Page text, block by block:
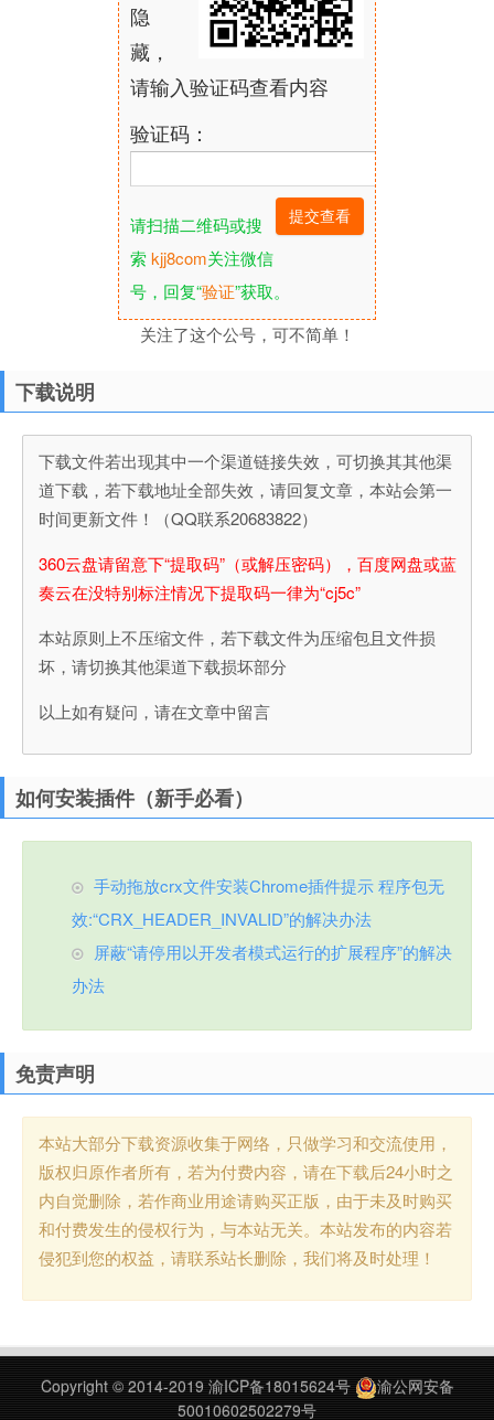
隐
藏，
请输入验证码查看内容
验证码：
请扫描二维码或搜
索kjj8com关注微信
号，回复“验证”获取。
关注了这个公号，可不简单！
下载说明
下载文件若出现其中一个渠道链接失效，可切换其其他渠
道下载，若下载地址全部失效，请回复文章，本站会第一
时间更新文件！（QQ联系20683822）
360云盘请留意下“提取码”（或解压密码），百度网盘或蓝
奏云在没特别标注情况下提取码一律为“cj5c”
本站原则上不压缩文件，若下载文件为压缩包且文件损
坏，请切换其他渠道下载损坏部分
以上如有疑问，请在文章中留言
如何安装插件（新手必看）
手动拖放crx文件安装Chrome插件提示 程序包无
效:“CRX_HEADER_INVALID”的解决办法
屏蔽“请停用以开发者模式运行的扩展程序”的解决
办法
免责声明
本站大部分下载资源收集于网络，只做学习和交流使用，
版权归原作者所有，若为付费内容，请在下载后24小时之
内自觉删除，若作商业用途请购买正版，由于未及时购买
和付费发生的侵权行为，与本站无关。本站发布的内容若
侵犯到您的权益，请联系站长删除，我们将及时处理！
Copyright © 2014-2019 渝ICP备18015624号
渝公网安备
50010602502279号